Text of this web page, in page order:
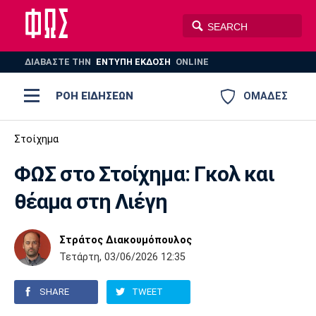
ΔΙΑΒΑΣΤΕ THN ΕΝΤΥΠΗ ΕΚΔΟΣΗ ONLINE
ΟΜΑΔΕΣ
ΡΟΗ ΕΙΔΗΣΕΩΝ
ΠΟΔΟΣΦΑΙΡΟ
ΣΠΟΡ
AUTO-MOTO PLUS
Ποδόσφαιρο
Super League 1
Super League 2
Γ Εθνική
Ελλάδα
Μπάσκετ
Ελλάδα
Εθνική
EuroLeague
Ολυμπιακοί Αγώνες
Βόλεϊ
Πόλο
Ολυμπιακός ΑΕΚ
Παναθηναϊκός Ατρόμητος
Στοίχημα
ΦΩΣ στο Στοίχημα: Γκολ και
θέαμα στη Λιέγη
Στράτος Διακουμόπουλος
Τετάρτη, 03/06/2026 12:35
SHARE TWEET